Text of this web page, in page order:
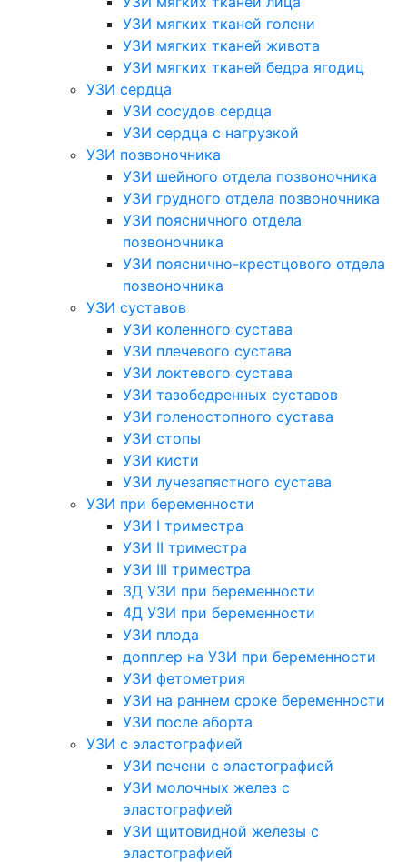
УЗИ мягких тканей голени
УЗИ мягких тканей живота
УЗИ мягких тканей бедра ягодиц
УЗИ сердца
УЗИ сосудов сердца
УЗИ сердца с нагрузкой
УЗИ позвоночника
УЗИ шейного отдела позвоночника
УЗИ грудного отдела позвоночника
УЗИ поясничного отдела
позвоночника
УЗИ пояснично-крестцового отдела
позвоночника
УЗИ суставов
УЗИ коленного сустава
УЗИ плечевого сустава
УЗИ локтевого сустава
УЗИ тазобедренных суставов
УЗИ голеностопного сустава
УЗИ стопы
УЗИ кисти
УЗИ лучезапястного сустава
УЗИ при беременности
УЗИ I триместра
УЗИ II триместра
УЗИ III триместра
3Д УЗИ при беременности
4Д УЗИ при беременности
УЗИ плода
допплер на УЗИ при беременности
УЗИ фетометрия
УЗИ на раннем сроке беременности
УЗИ после аборта
УЗИ с эластографией
УЗИ печени с эластографией
УЗИ молочных желез с
эластографией
УЗИ щитовидной железы с
эластографией